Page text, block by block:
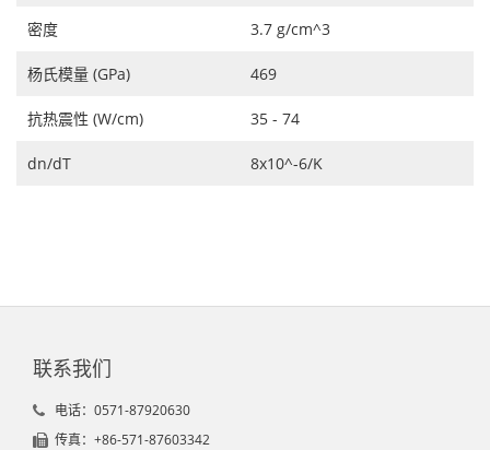
密度 3.7 g/cm^3
杨氏模量 (GPa) 469
抗热震性 (W/cm) 35 - 74
dn/dT 8x10^-6/K
联系我们
电话：0571-87920630
传真：+86-571-87603342